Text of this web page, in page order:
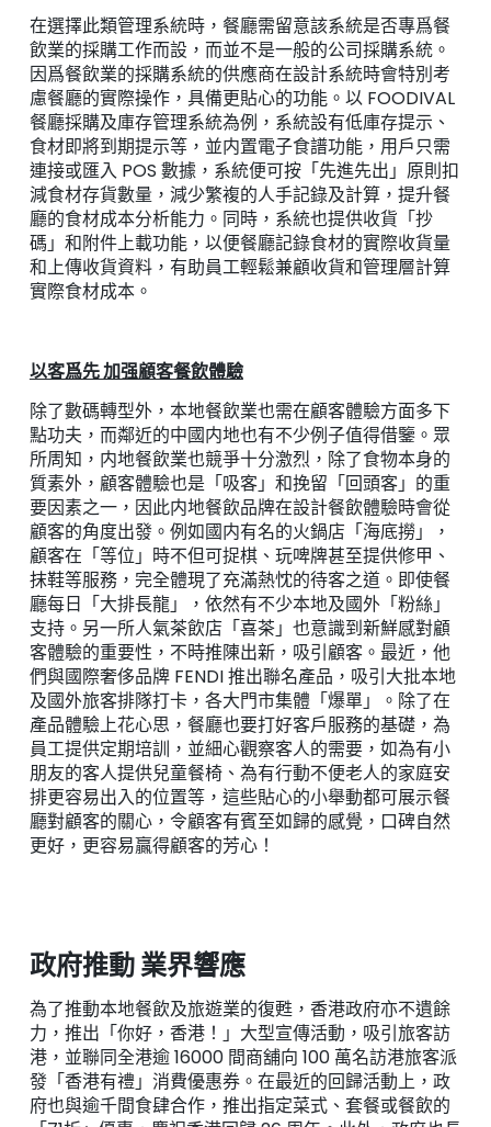
在選擇此類管理系統時，餐廳需留意該系統是否專爲餐
飲業的採購工作而設，而並不是一般的公司採購系統。
因爲餐飲業的採購系統的供應商在設計系統時會特別考
慮餐廳的實際操作，具備更貼心的功能。以 FOODIVAL
餐廳採購及庫存管理系統為例，系統設有低庫存提示、
食材即將到期提示等，並内置電子食譜功能，用戶只需
連接或匯入 POS 數據，系統便可按「先進先出」原則扣
減食材存貨數量，減少繁複的人手記錄及計算，提升餐
廳的食材成本分析能力。同時，系統也提供收貨「抄
碼」和附件上載功能，以便餐廳記錄食材的實際收貨量
和上傳收貨資料，有助員工輕鬆兼顧收貨和管理層計算
實際食材成本。
以客爲先 加强顧客餐飲體驗
除了數碼轉型外，本地餐飲業也需在顧客體驗方面多下
點功夫，而鄰近的中國内地也有不少例子值得借鑒。眾
所周知，内地餐飲業也競爭十分激烈，除了食物本身的
質素外，顧客體驗也是「吸客」和挽留「回頭客」的重
要因素之一，因此内地餐飲品牌在設計餐飲體驗時會從
顧客的角度出發。例如國内有名的火鍋店「海底撈」，
顧客在「等位」時不但可捉棋、玩啤牌甚至提供修甲、
抹鞋等服務，完全體現了充滿熱忱的待客之道。即使餐
廳每日「大排長龍」，依然有不少本地及國外「粉絲」
支持。另一所人氣茶飲店「喜茶」也意識到新鮮感對顧
客體驗的重要性，不時推陳出新，吸引顧客。最近，他
們與國際奢侈品牌 FENDI 推出聯名產品，吸引大批本地
及國外旅客排隊打卡，各大門市集體「爆單」。除了在
產品體驗上花心思，餐廳也要打好客戶服務的基礎，為
員工提供定期培訓，並細心觀察客人的需要，如為有小
朋友的客人提供兒童餐椅、為有行動不便老人的家庭安
排更容易出入的位置等，這些貼心的小舉動都可展示餐
廳對顧客的關心，令顧客有賓至如歸的感覺，口碑自然
更好，更容易贏得顧客的芳心！
政府推動 業界響應
為了推動本地餐飲及旅遊業的復甦，香港政府亦不遺餘
力，推出「你好，香港！」大型宣傳活動，吸引旅客訪
港，並聯同全港逾 16000 間商舖向 100 萬名訪港旅客派
發「香港有禮」消費優惠券。在最近的回歸活動上，政
府也與逾千間食肆合作，推出指定菜式、套餐或餐飲的